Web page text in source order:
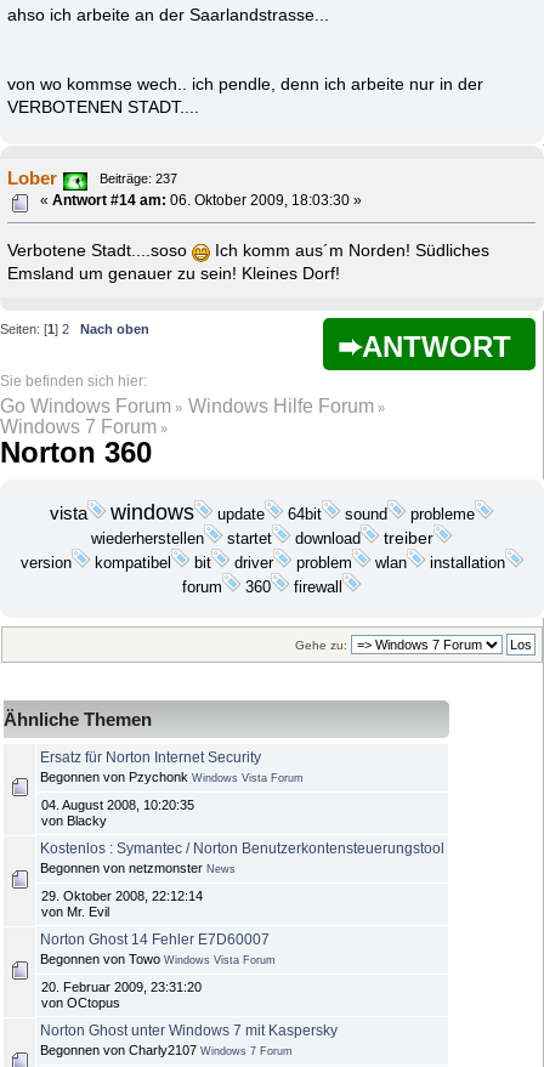
ahso ich arbeite an der Saarlandstrasse...
von wo kommse wech.. ich pendle, denn ich arbeite nur in der
VERBOTENEN STADT....
Lober
Beiträge: 237
«Antwort #14 am: 06. Oktober 2009, 18:03:30 »
Verbotene Stadt....soso
Ich komm aus´m Norden! Südliches
Emsland um genauer zu sein! Kleines Dorf!
ANTWORT
Seiten: [1] 2 Nach oben
Go Windows Forum » Windows Hilfe Forum »
Windows 7 Forum »
Norton 360
vista windows update 64bit sound
probleme
wiederherstellen
startet download treiber
version kompatibel bit driver problem wlan installation
forum 360 firewall
Gehe zu:
Ähnliche Themen
Ersatz für Norton Internet Security
Begonnen von Pzychonk Windows Vista Forum
04. August 2008, 10:20:35
von Blacky
Kostenlos : Symantec / Norton Benutzerkontensteuerungstool
Begonnen von netzmonster News
29. Oktober 2008, 22:12:14
von Mr. Evil
Norton Ghost 14 Fehler E7D60007
Begonnen von Towo Windows Vista Forum
20. Februar 2009, 23:31:20
von OCtopus
Norton Ghost unter Windows 7 mit Kaspersky
Begonnen von Charly2107 Windows 7 Forum